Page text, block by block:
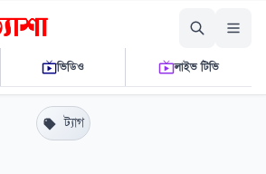
AJKER PROTTASHA
ভিডিও লাইভ টিভি
ট্যাগ